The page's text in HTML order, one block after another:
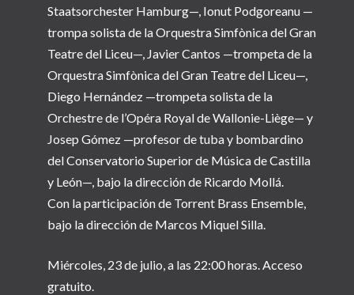
Staatsorchester Hamburg—, Ionut Podgoreanu —
trompa solista de la Orquestra Simfònica del Gran
Teatre del Liceu—, Javier Cantos —trompeta de la
Orquestra Simfònica del Gran Teatre del Liceu—,
Diego Hernández —trompeta solista de la
Orchestre de l’Opéra Royal de Wallonie-Liège— y
Josep Gómez —profesor de tuba y bombardino
del Conservatorio Superior de Música de Castilla
y León—, bajo la dirección de Ricardo Mollá.
Con la participación de Torrent Brass Ensemble,
bajo la dirección de Marcos Miquel Silla.
Miércoles, 23 de julio, a las 22:00 horas. Acceso
gratuito.